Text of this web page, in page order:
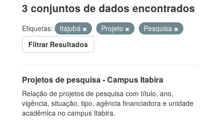
3 conjuntos de dados encontrados
Etiquetas: Itajubá Projeto
Pesquisa
Filtrar Resultados
Projetos de pesquisa - Campus Itabira
Relação de projetos de pesquisa com título, ano,
vigência, situação, tipo, agência financiadora e unidade
acadêmica no campus Itabira.